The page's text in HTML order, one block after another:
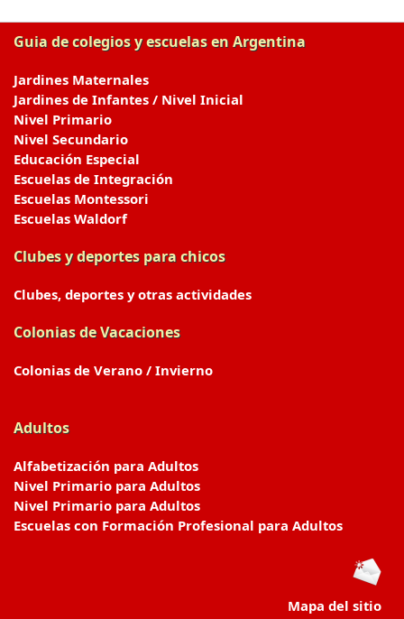
Guia de colegios y escuelas en Argentina
Jardines Maternales
Jardines de Infantes / Nivel Inicial
Nivel Primario
Nivel Secundario
Educación Especial
Escuelas de Integración
Escuelas Montessori
Escuelas Waldorf
Clubes y deportes para chicos
Clubes, deportes y otras actividades
Colonias de Vacaciones
Colonias de Verano / Invierno
Adultos
Alfabetización para Adultos
Nivel Primario para Adultos
Nivel Primario para Adultos
Escuelas con Formación Profesional para Adultos
Mapa del sitio